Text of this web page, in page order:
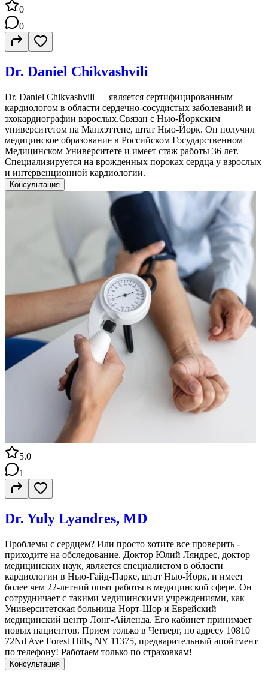
0
0
Dr. Daniel Chikvashvili
Dr. Daniel Chikvashvili — является сертифицированным
кардиологом в области сердечно-сосудистых заболеваний и
эхокардиографии взрослых.Связан с Нью-Йоркским
университетом на Манхэттене, штат Нью-Йорк. Он получил
медицинское образование в Российском Государственном
Медицинском Университете и имеет стаж работы 36 лет.
Специализируется на врожденных пороках сердца у взрослых
и интервенционной кардиологии.
Консультация
5.0
1
Dr. Yuly Lyandres, MD
Проблемы с сердцем? Или просто хотите все проверить -
приходите на обследование. Доктор Юлий Ляндрес, доктор
медицинских наук, является специалистом в области
кардиологии в Нью-Гайд-Парке, штат Нью-Йорк, и имеет
более чем 22-летний опыт работы в медицинской сфере. Он
сотрудничает с такими медицинскими учреждениями, как
Университетская больница Норт-Шор и Еврейский
медицинский центр Лонг-Айленда. Его кабинет принимает
новых пациентов. Прием только в Четверг, по адресу 10810
72Nd Ave Forest Hills, NY 11375, предварительный апойтмент
по телефону! Работаем только по страховкам!
Консультация